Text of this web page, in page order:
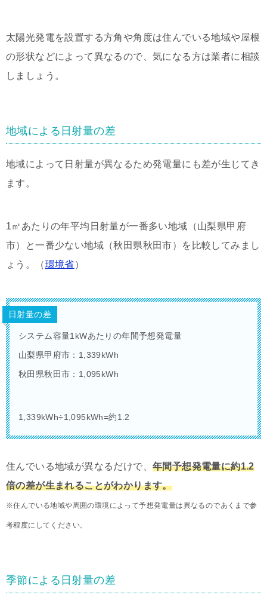
太陽光発電を設置する方角や角度は住んでいる地域や屋根
の形状などによって異なるので、気になる方は業者に相談
しましょう。
地域による日射量の差
地域によって日射量が異なるため発電量にも差が生じてき
ます。
1㎡あたりの年平均日射量が一番多い地域（山梨県甲府
市）と一番少ない地域（秋田県秋田市）を比較してみまし
ょう。（環境省）
日射量の差
システム容量1kWあたりの年間予想発電量
山梨県甲府市：1,339kWh
秋田県秋田市：1,095kWh
1,339kWh÷1,095kWh=約1.2
住んでいる地域が異なるだけで、 年間予想発電量に約1.2
倍の差が生まれることがわかります。
※住んでいる地域や周囲の環境によって予想発電量は異なるのであくまで参
考程度にしてください。
季節による日射量の差